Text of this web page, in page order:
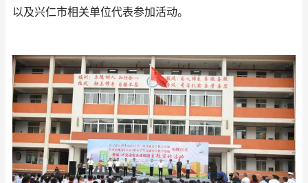
以及兴仁市相关单位代表参加活动。